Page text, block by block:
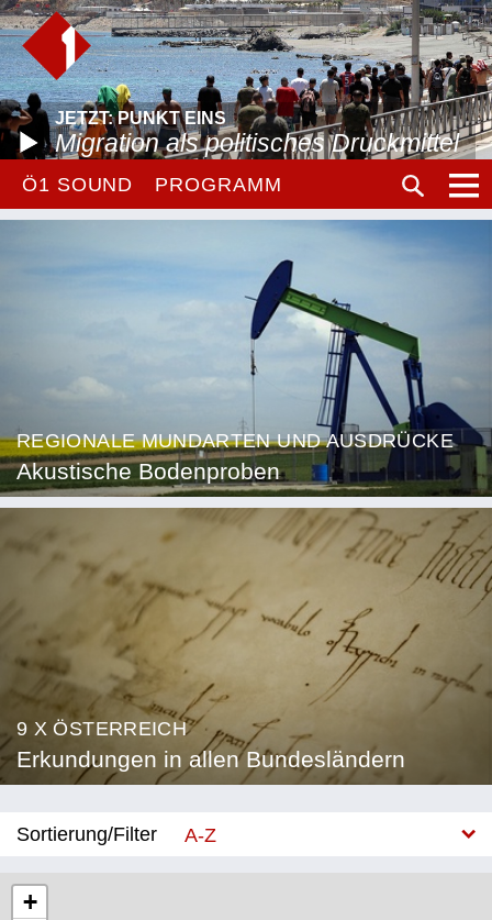
JETZT: PUNKT EINS
Migration als politisches Druckmittel
Ö1 SOUND PROGRAMM
REGIONALE MUNDARTEN UND AUSDRÜCKE
Akustische Bodenproben
9 X ÖSTERREICH
Erkundungen in allen Bundesländern
Sortierung/Filter
A-Z
+